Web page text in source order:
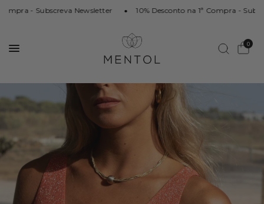
- Subscreva Newsletter 10% Desconto na 1ª Compra -
0